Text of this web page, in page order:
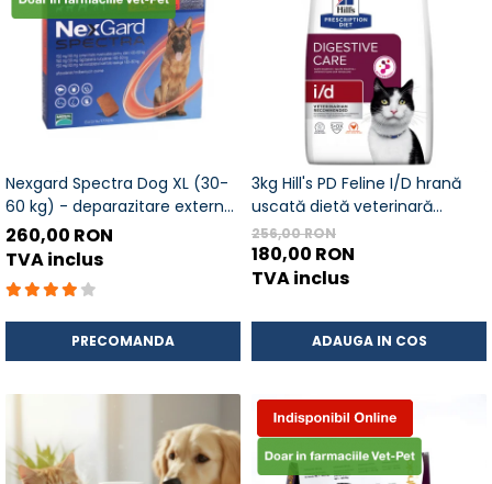
Nexgard Spectra Dog XL (30-
60 kg) - deparazitare externă
pentru câini, cutie cu 3
tablete
260,00 RON
TVA inclus
PRECOMANDA
3kg Hill's PD Feline I/D hrană
uscată dietă veterinară
pentru pisici cu probleme
digestive
256,00 RON
180,00 RON
TVA inclus
ADAUGA IN COS